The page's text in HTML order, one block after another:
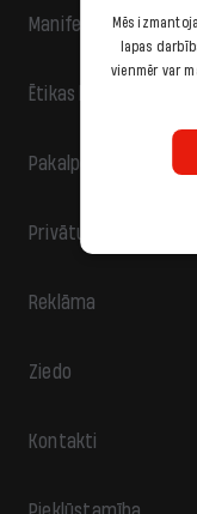
Manifests
Ētikas kodekss
Pakalpojumu
Privātuma politika
Reklāma
Ziedo
Kontakti
Mēs
lapas
vienmēr var